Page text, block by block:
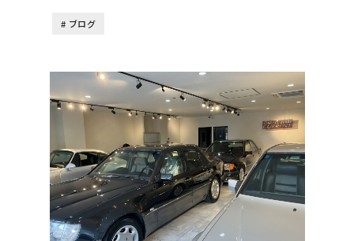
ブログ